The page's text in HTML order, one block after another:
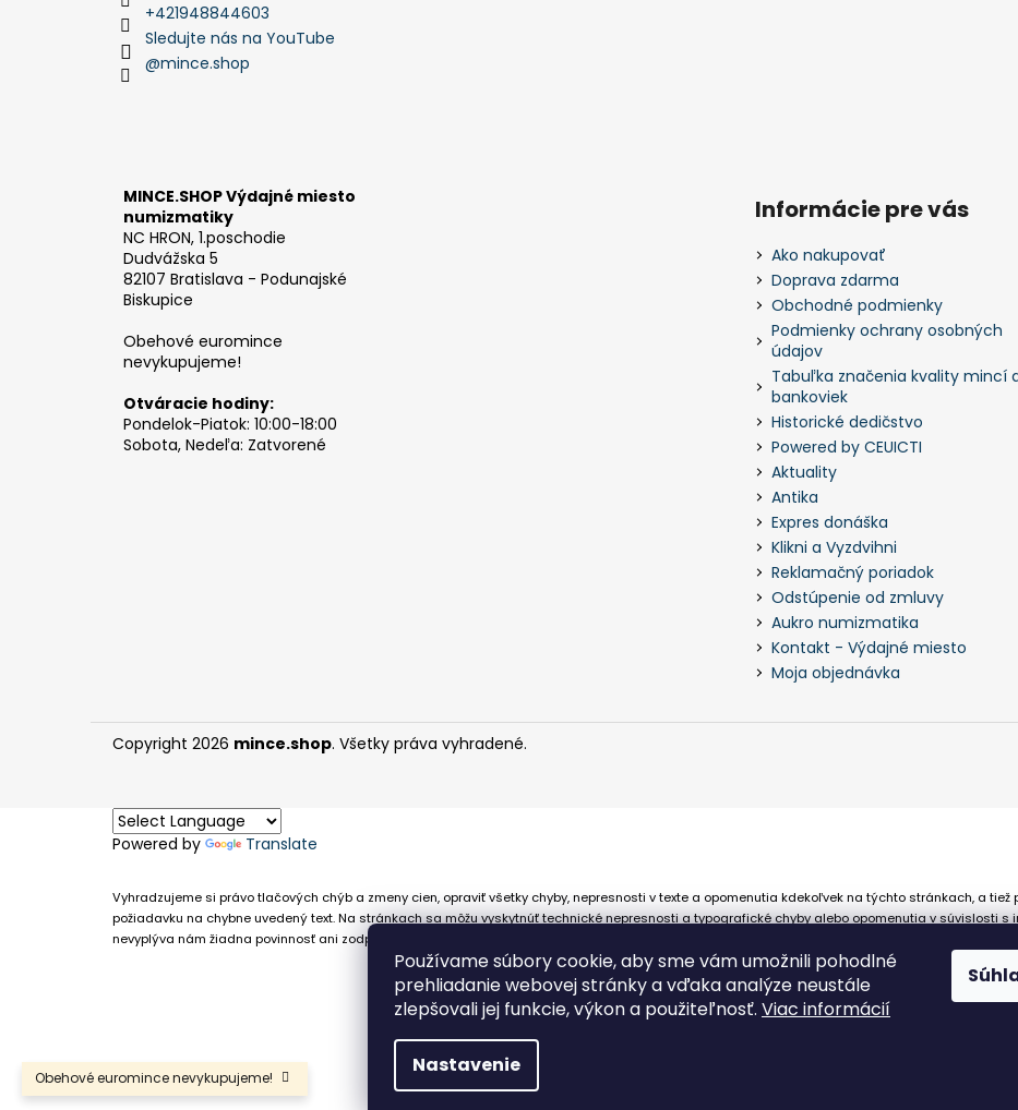
Používame súbory cookie, aby sme vám umožnili pohodlné
prehliadanie webovej stránky a vďaka analýze neustále
zlepšovali jej funkcie, výkon a použiteľnosť. Viac informácií
Nastavenie
Obehové euromince nevykupujeme!
+421948844603
Sledujte nás na YouTube
@mince.shop
MINCE.SHOP Výdajné miesto
numizmatiky
NC HRON, 1.poschodie
Dudvážska 5
82107 Bratislava - Podunajské
Biskupice
Obehové euromince
nevykupujeme!
Otváracie hodiny:
Pondelok-Piatok: 10:00-18:00
Sobota, Nedeľa: Zatvorené
Informácie pre vás
Ako nakupovať
Doprava zdarma
Obchodné podmienky
Podmienky ochrany osobných
údajov
Tabuľka značenia kvality mincí
bankoviek
Historické dedičstvo
Powered by CEUICTI
Aktuality
Antika
Expres donáška
Klikni a Vyzdvihni
Reklamačný poriadok
Odstúpenie od zmluvy
Aukro numizmatika
Kontakt - Výdajné miesto
Moja objednávka
Copyright 2026 mince.shop. Všetky práva vyhradené.
Powered by Translate
Vyhradzujeme si právo tlačových chýb a zmeny cien, opraviť všetky chyby, nepresnosti v texte a opomenutia kdekoľvek na týchto stránkach, a
požiadavku na chybne uvedený text. Na stránkach sa môžu vyskytnúť technické nepresnosti a typografické chyby alebo opomenutia v súvislosti
nevyplýva nám žiadna povinnosť ani zodpovednosť v prípade, že sa spoliehajú na nepresné informácie poskytované na týchto stránkach.